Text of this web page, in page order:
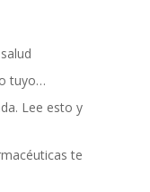
tuyo…
Lee esto y
te